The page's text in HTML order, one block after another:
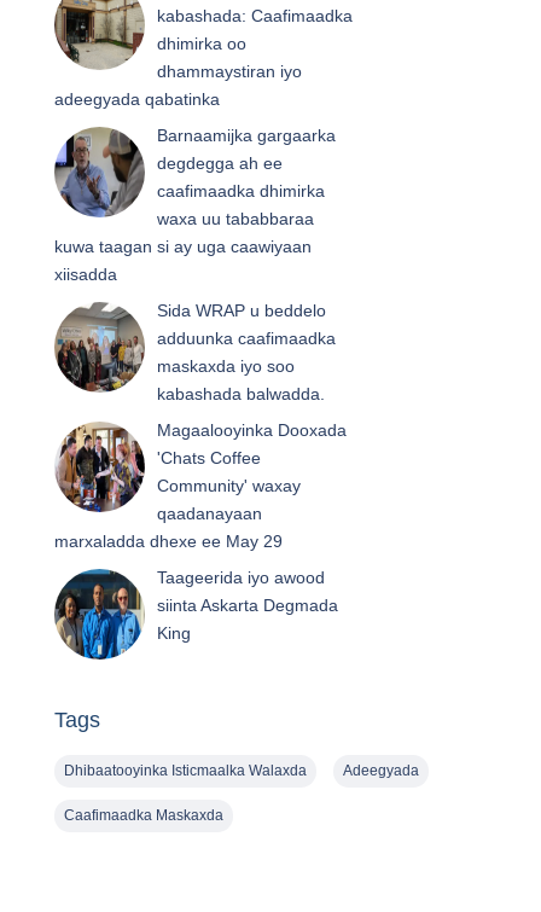
kabashada: Caafimaadka
dhimirka oo
dhammaystiran iyo
adeegyada qabatinka
Barnaamijka gargaarka
degdegga ah ee
caafimaadka dhimirka
waxa uu tababbaraa
kuwa taagan si ay uga caawiyaan
xiisadda
Sida WRAP u beddelo
adduunka caafimaadka
maskaxda iyo soo
kabashada balwadda.
Magaalooyinka Dooxada
'Chats Coffee
Community' waxay
qaadanayaan
marxaladda dhexe ee May 29
Taageerida iyo awood
siinta Askarta Degmada
King
Tags
Dhibaatooyinka Isticmaalka Walaxda Adeegyada
Caafimaadka Maskaxda